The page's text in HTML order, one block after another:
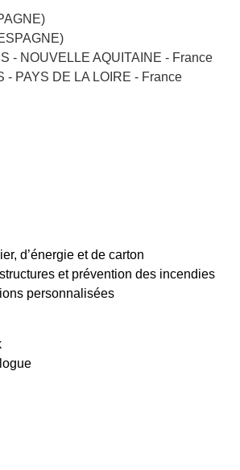
- NOUVELLE AQUITAINE - France
- PAYS DE LA LOIRE - France
d’énergie et de carton
et prévention des incendies
personnalisées